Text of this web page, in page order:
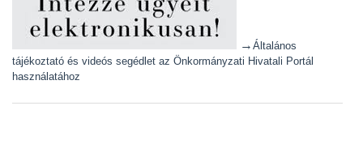
→ Általános
tájékoztató és videós segédlet az Önkormányzati Hivatali Portál
használatához